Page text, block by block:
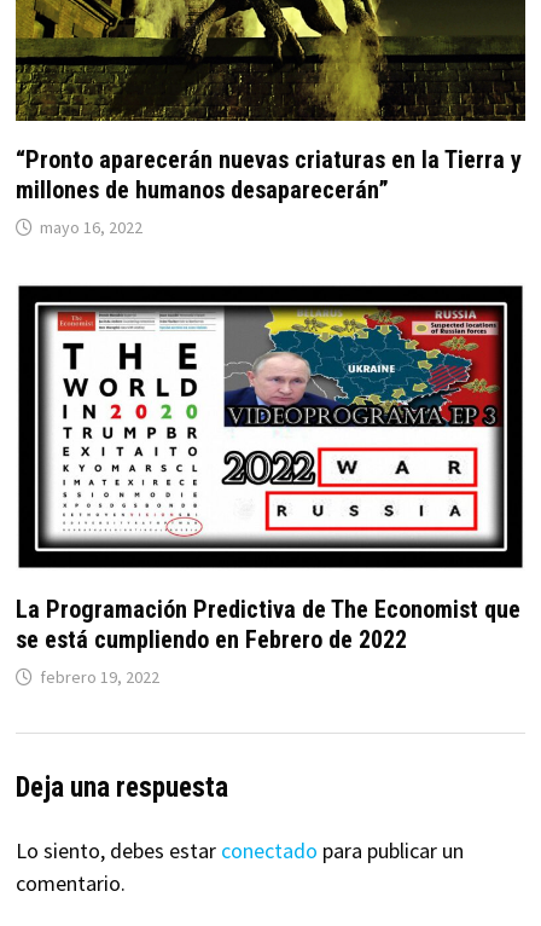
“Pronto aparecerán nuevas criaturas en la Tierra y
millones de humanos desaparecerán”
mayo 16, 2022
La Programación Predictiva de The Economist que
se está cumpliendo en Febrero de 2022
febrero 19, 2022
Deja una respuesta
Lo siento, debes estar conectado para publicar un
comentario.